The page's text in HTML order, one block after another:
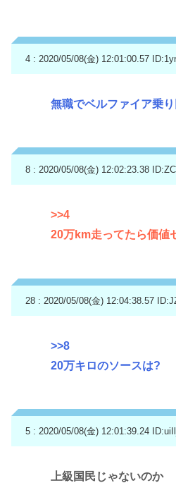
4 : 2020/05/08(金) 12:01:00.57
無職でベルファイア乗
8 : 2020/05/08(金) 12:02:23.38
>>4
20万km走ってたら価値
28 : 2020/05/08(金) 12:04:38.57
>>8
20万キロのソースは?
5 : 2020/05/08(金) 12:01:39.24
上級国民じゃないのか